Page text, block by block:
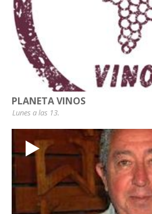
PLANETA VINOS
Lunes a las 13.